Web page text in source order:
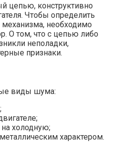
цепью, конструктивно
Чтобы определить
механизма, необходимо
О том, что с цепью либо
неполадки,
признаки.
виды шума:
на холодную;
характером.